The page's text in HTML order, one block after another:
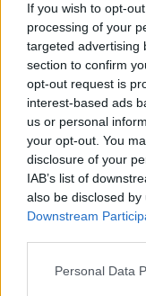
If you wish to opt-
processing of your
targeted advertising
section to confirm
opt-out request is
interest-based ads
us or personal
your opt-out. You
disclosure of your
IAB’s list of
also be disclosed
Downstream
Please note that
Personal Data
Jubileumi fogadalom
tűzshow és vezetett
7–8-án.